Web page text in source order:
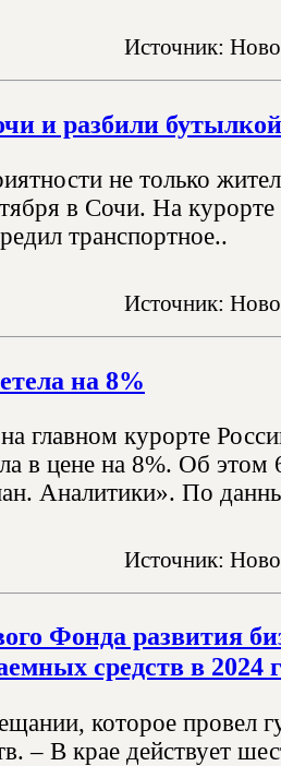
Источник:
и разбили бутылкой
не только
в Сочи. На
транспортное..
Источник:
на 8%
главном курорте
в цене на 8%. Об этом
Аналитики». По
Источник:
Фонда развития
средств в 2024
которое провел
– В крае действует